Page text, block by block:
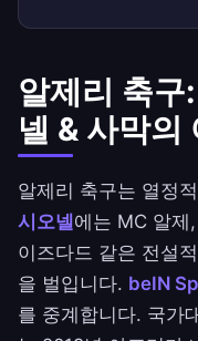
알제리 축구
넬 & 사막의
알제리 축구는 열정
시오넬에는 MC 알제
이즈다드 같은 전설
을 벌입니다. beIN
를 중계합니다. 국가